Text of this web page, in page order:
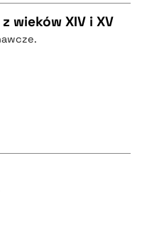
wieków XIV i XV